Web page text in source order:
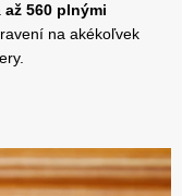
až 560 plnými
na akékoľvek